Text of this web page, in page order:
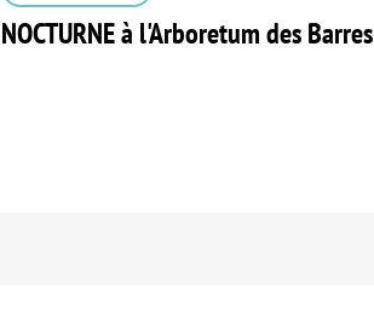
NOCTURNE à l'Arboretum des Barres